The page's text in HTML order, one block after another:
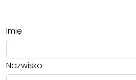
Imię
Nazwisko